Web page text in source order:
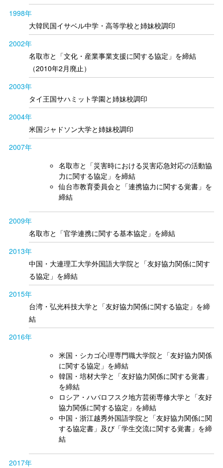
1998年
大韓民国イサベル中学・高等学校と姉妹校調印
2002年
名取市と「文化・産業事業支援に関する協定」を締結
（2010年2月廃止）
2003年
タイ王国サハミット学園と姉妹校調印
2004年
米国ジャドソン大学と姉妹校調印
2007年
名取市と「災害時における災害応急対応の活動協
力に関する協定」を締結
仙台市教育委員会と「連携協力に関する覚書」を
締結
2009年
名取市と「官学連携に関する基本協定」を締結
2013年
中国・大連理工大学外国語大学院と「友好協力関係に関す
る協定」を締結
2015年
台湾・弘光科技大学と「友好協力関係に関する協定」を締
結
2016年
米国・シカゴ心理専門職大学院と「友好協力関係
に関する協定」を締結
韓国・培材大学と「友好協力関係に関する覚書」
を締結
ロシア・ハバロフスク地方芸術専修大学と「友好
協力関係に関する協定」を締結
中国・浙江越秀外国語学院と「友好協力関係に関
する協定書」及び「学生交流に関する覚書」を締
結
2017年